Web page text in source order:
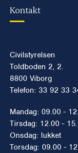
Kontakt
Civilstyrelsen
Toldboden 2, 2.
8800 Viborg
Telefon: 33 92 33
Mandag: 09.00 -
Tirsdag: 12.00 -
Onsdag: lukket
Torsdag: 09.00 -